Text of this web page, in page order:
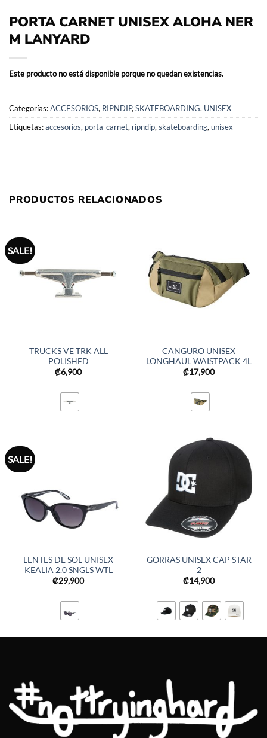
PORTA CARNET UNISEX ALOHA NER
M LANYARD
Este producto no está disponible porque no quedan existencias.
Categorías:ACCESORIOS, RIPNDIP, SKATEBOARDING, UNISEX
Etiquetas:accesorios, porta-carnet, ripndip, skateboarding, unisex
PRODUCTOS RELACIONADOS
SALE!
TRUCKS VE TRK ALL
POLISHED
₡6,900
CANGURO UNISEX
LONGHAUL WAISTPACK 4L
₡17,900
SALE!
LENTES DE SOL UNISEX
KEALIA 2.0 SNGLS WTL
₡29,900
GORRAS UNISEX CAP STAR
2
₡14,900